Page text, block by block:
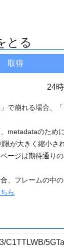
とる
24
で崩れる場合、
metadataのため
が大きく縮小さ
ージは期待通り
、フレームの中
ら